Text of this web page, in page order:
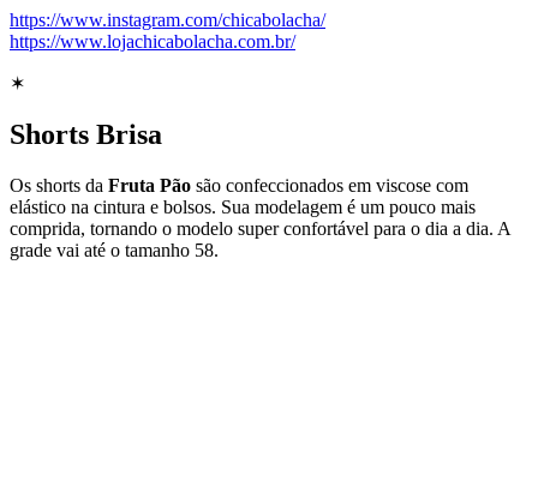
https://www.instagram.com/chicabolacha/
https://www.lojachicabolacha.com.br/
✶
Shorts Brisa
Os shorts da Fruta Pão são confeccionados em viscose com
elástico na cintura e bolsos. Sua modelagem é um pouco mais
comprida, tornando o modelo super confortável para o dia a dia. A
grade vai até o tamanho 58.